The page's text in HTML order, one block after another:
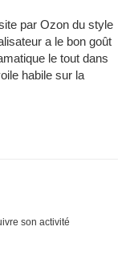
par Ozon du style
a le bon goût
le tout dans
habile sur la
son activité